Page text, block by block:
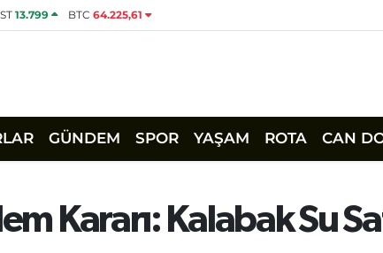
13.799 BTC 64.225,61
GÜNDEM SPOR YAŞAM ROTA CAN
Kararı: Kalabak Su